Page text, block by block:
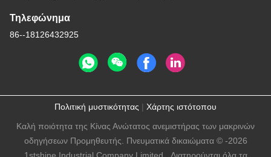
Τηλεφώνημα
86--18126432925
Πολιτική μυστικότητας | Χάρτης ιστότοπου
Καλή ποιότητα της Κίνας Ανώτατος ανεμιστήρας των μακρινών
οδηγήσεων Προμηθευτής. Πνευματικά δικαιώματα © -2026
1stshine Industrial Company Limited . Διατηρούνται όλα τα